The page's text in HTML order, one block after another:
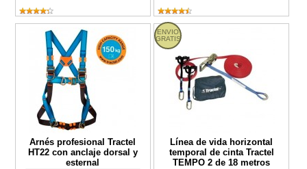
Arnés profesional Tractel
HT22 con anclaje dorsal y
esternal
Arnés profesional Tractel HT22 con anclaje dorsal y esternal
ENVIO
GRATIS
Línea de vida horizontal
temporal de cinta Tractel
TEMPO 2 de 18 metros
Línea de vida horizontal